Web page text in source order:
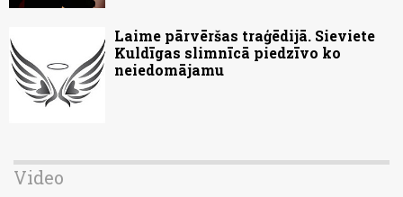
Laime pārvēršas traģēdijā. Sieviete
Kuldīgas slimnīcā piedzīvo ko
neiedomājamu
Video